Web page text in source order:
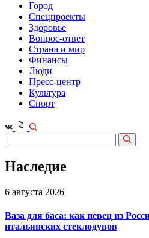
Город
Спецпроекты
Здоровье
Вопрос-ответ
Страна и мир
Финансы
Люди
Пресс-центр
Культура
Спорт
Наследие
6 августа 2026
Ваза для баса: как певец из
итальянских стеклодувов